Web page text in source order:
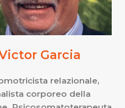
Garcia
relazionale,
corporeo della